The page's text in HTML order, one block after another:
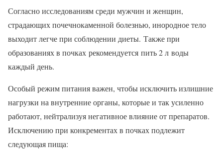
Согласно исследованиям среди мужчин и женщин,
страдающих почечнокаменной болезнью, инородное тело
выходит легче при соблюдении диеты. Также при
образованиях в почках рекомендуется пить 2 л воды
каждый день.
Особый режим питания важен, чтобы исключить излишние
нагрузки на внутренние органы, которые и так усиленно
работают, нейтрализуя негативное влияние от препаратов.
Исключению при конкрементах в почках подлежит
следующая пища: